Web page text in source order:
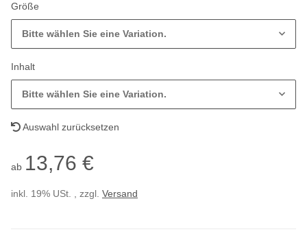
Größe
Bitte wählen Sie eine Variation.
Inhalt
Bitte wählen Sie eine Variation.
Auswahl zurücksetzen
ab 13,76 €
inkl. 19% USt. , zzgl. Versand